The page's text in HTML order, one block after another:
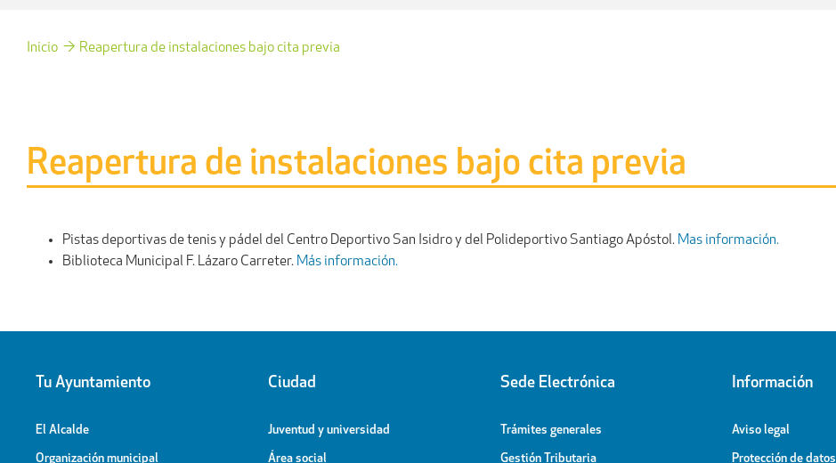
Inicio Reapertura de instalaciones bajo cita previa
Reapertura de instalaciones bajo cita previa
Pistas deportivas de tenis y pádel del Centro Deportivo San Isidro y del Polideportivo Santiago Apóstol. Mas información.
Biblioteca Municipal F. Lázaro Carreter. Más información.
Tu Ayuntamiento
El Alcalde
Organización municipal
Ciudad
Juventud y universidad
Área social
Sede Electrónica
Trámites generales
Gestión Tributaria
Información
Aviso legal
Protección de datos